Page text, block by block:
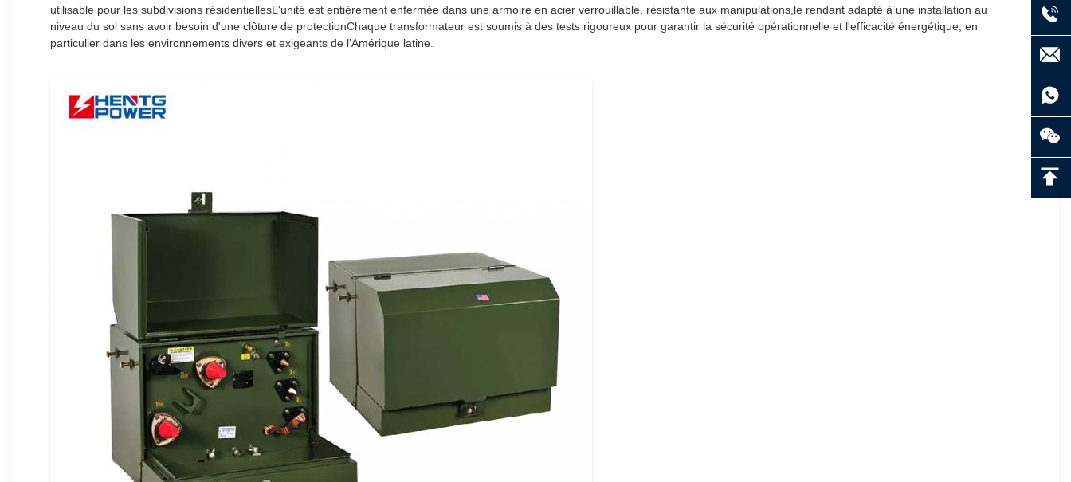
utilisable pour les subdivisions résidentiellesL'unité est entièrement enfermée dans une armoire en acier verrouillable, résistante aux manipulations,le rendant adapté à une installation au
niveau du sol sans avoir besoin d'une clôture de protectionChaque transformateur est soumis à des tests rigoureux pour garantir la sécurité opérationnelle et l'efficacité énergétique, en
particulier dans les environnements divers et exigeants de l'Amérique latine.